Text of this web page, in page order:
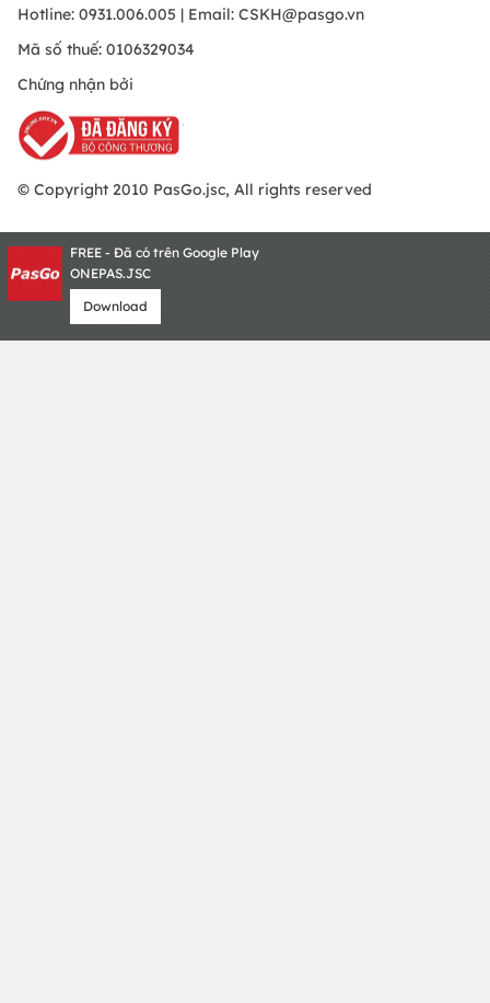
Hotline: 0931.006.005 | Email: CSKH@pasgo.vn
Mã số thuế: 0106329034
Chứng nhận bởi
© Copyright 2010 PasGo.jsc, All rights reserved
FREE - Đã có trên Google Play
ONEPAS.JSC
Download